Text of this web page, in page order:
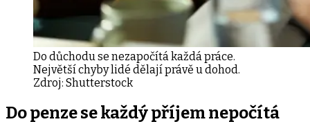
Do důchodu se nezapočítá každá práce.
Největší chyby lidé dělají právě u dohod.
Zdroj: Shutterstock
Do penze se každý příjem nepočítá